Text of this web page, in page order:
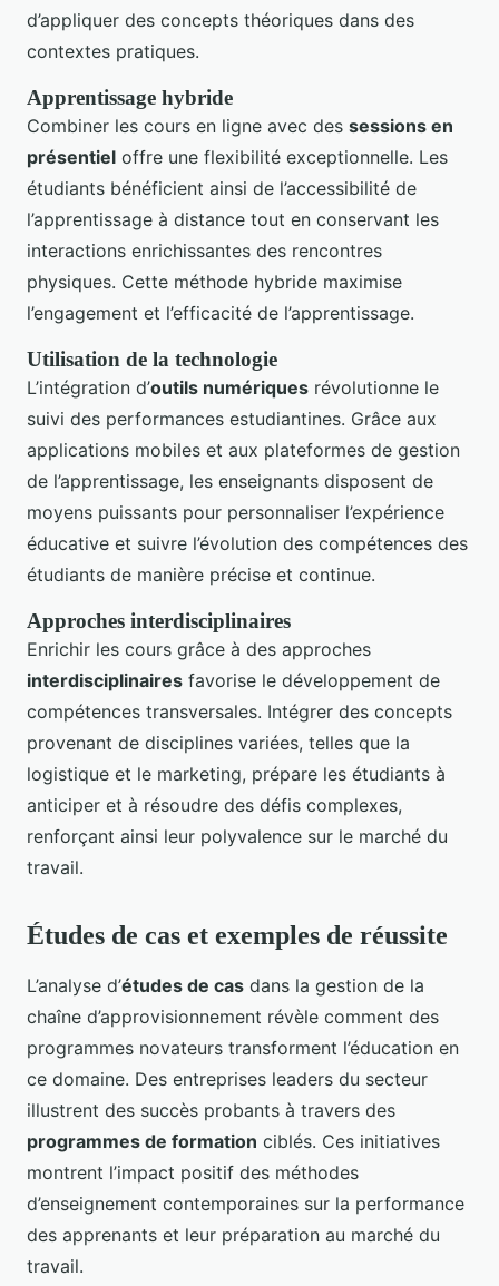
d’appliquer des concepts théoriques dans des
contextes pratiques.
Apprentissage hybride
Combiner les cours en ligne avec des sessions en
présentiel offre une flexibilité exceptionnelle. Les
étudiants bénéficient ainsi de l’accessibilité de
l’apprentissage à distance tout en conservant les
interactions enrichissantes des rencontres
physiques. Cette méthode hybride maximise
l’engagement et l’efficacité de l’apprentissage.
Utilisation de la technologie
L’intégration d’outils numériques révolutionne le
suivi des performances estudiantines. Grâce aux
applications mobiles et aux plateformes de gestion
de l’apprentissage, les enseignants disposent de
moyens puissants pour personnaliser l’expérience
éducative et suivre l’évolution des compétences des
étudiants de manière précise et continue.
Approches interdisciplinaires
Enrichir les cours grâce à des approches
interdisciplinaires favorise le développement de
compétences transversales. Intégrer des concepts
provenant de disciplines variées, telles que la
logistique et le marketing, prépare les étudiants à
anticiper et à résoudre des défis complexes,
renforçant ainsi leur polyvalence sur le marché du
travail.
Études de cas et exemples de réussite
L’analyse d’études de cas dans la gestion de la
chaîne d’approvisionnement révèle comment des
programmes novateurs transforment l’éducation en
ce domaine. Des entreprises leaders du secteur
illustrent des succès probants à travers des
programmes de formation ciblés. Ces initiatives
montrent l’impact positif des méthodes
d’enseignement contemporaines sur la performance
des apprenants et leur préparation au marché du
travail.